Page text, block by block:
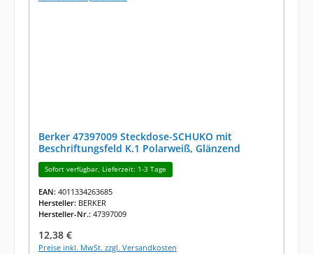
Berker 47397009 Steckdose-SCHUKO mit
Beschriftungsfeld K.1 Polarweiß, Glänzend
Sofort verfügbar, Lieferzeit: 1-3 Tage
EAN: 4011334263685
Hersteller: BERKER
Hersteller-Nr.: 47397009
Regulärer Preis:
12,38 €
Preise inkl. MwSt. zzgl. Versandkosten